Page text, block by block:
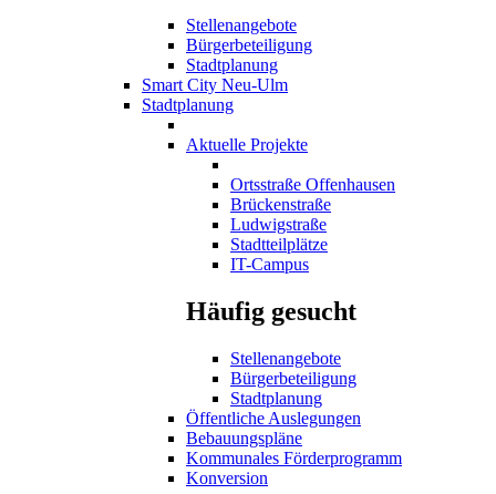
Stellenangebote
Bürgerbeteiligung
Stadtplanung
Smart City Neu-Ulm
Stadtplanung
Aktuelle Projekte
Ortsstraße Offenhausen
Brückenstraße
Ludwigstraße
Stadtteilplätze
IT-Campus
Häufig gesucht
Stellenangebote
Bürgerbeteiligung
Stadtplanung
Öffentliche Auslegungen
Bebauungspläne
Kommunales Förderprogramm
Konversion